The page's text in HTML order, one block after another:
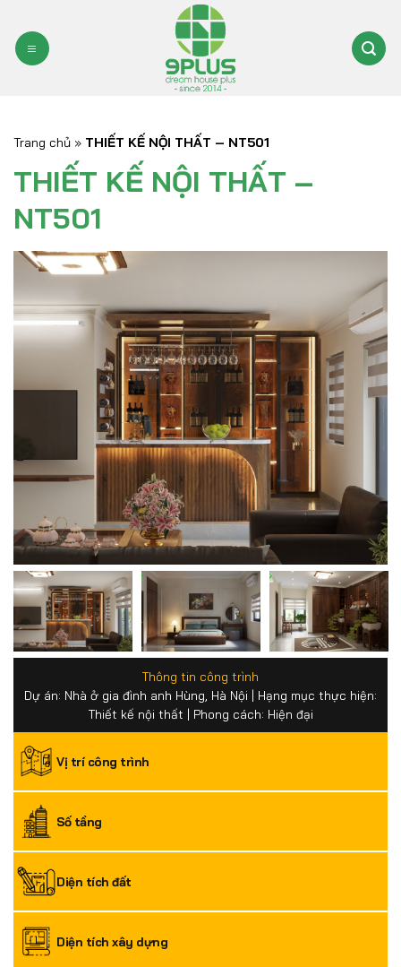
qua
nội
Trang chủ » THIẾT KẾ NỘI THẤT – NT501
THIẾT KẾ NỘI THẤT –
NT501
Thông tin công trình
Dự án: Nhà ở gia đình anh Hùng, Hà Nội | Hạng mục thực hiện:
Thiết kế nội thất | Phong cách: Hiện đại
Vị trí công trình
Số tầng
Diện tích đất
Diện tích xây dựng